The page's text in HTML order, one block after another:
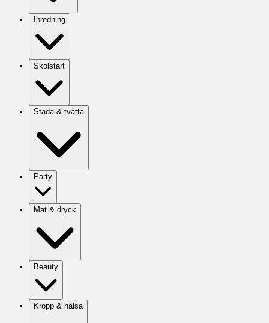
Inredning
Skolstart
Städa & tvätta
Party
Mat & dryck
Beauty
Kropp & hälsa